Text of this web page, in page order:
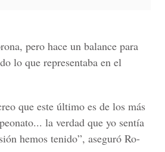
pero hace un balance para
lo que representaba en el
que este último es de los más
la verdad que yo sentía
hemos tenido”, aseguró Ro-